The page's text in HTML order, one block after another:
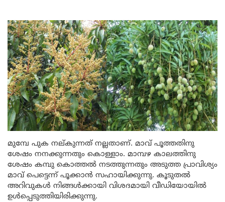
മുമ്പേ പുക നല്കുന്നത് നല്ലതാണ്. മാവ് പൂത്തതിനു
ശേഷം നനക്കുന്നതും കൊള്ളാം. മാമ്പഴ കാലത്തിനു
ശേഷം കമ്പു കൊത്തൽ നടത്തുന്നതും അടുത്ത പ്രാവിശ്യം
മാവ് പെട്ടെന്ന് പൂക്കാൻ സഹായിക്കുന്നു. കൂടുതൽ
അറിവുകൾ നിങ്ങൾക്കായി വിശദമായി വീഡിയോയിൽ
ഉൾപ്പെടുത്തിയിരിക്കുന്നു.